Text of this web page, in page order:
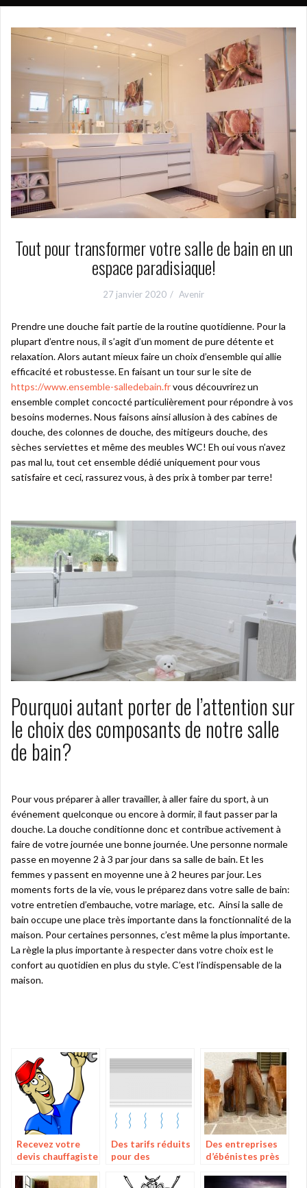
Tout pour transformer votre salle de bain en un
espace paradisiaque!
27 janvier 2020 Avenir
Prendre une douche fait partie de la routine quotidienne. Pour la
plupart d’entre nous, il s’agit d’un moment de pure détente et
relaxation. Alors autant mieux faire un choix d’ensemble qui allie
efficacité et robustesse. En faisant un tour sur le site de
https://www.ensemble-salledebain.frvous découvrirez un
ensemble complet concocté particulièrement pour répondre à vos
besoins modernes. Nous faisons ainsi allusion à des cabines de
douche, des colonnes de douche, des mitigeurs douche, des
sèches serviettes et même des meubles WC! Eh oui vous n’avez
pas mal lu, tout cet ensemble dédié uniquement pour vous
satisfaire et ceci, rassurez vous, à des prix à tomber par terre!
Pourquoi autant porter de l’attention sur
le choix des composants de notre salle
de bain?
Pour vous préparer à aller travailler, à aller faire du sport, à un
événement quelconque ou encore à dormir, il faut passer par la
douche. La douche conditionne donc et contribue activement à
faire de votre journée une bonne journée. Une personne normale
passe en moyenne 2 à 3 par jour dans sa salle de bain. Et les
femmes y passent en moyenne une à 2 heures par jour. Les
moments forts de la vie, vous le préparez dans votre salle de bain:
votre entretien d’embauche, votre mariage, etc. Ainsi la salle de
bain occupe une place très importante dans la fonctionnalité de la
maison. Pour certaines personnes, c’est même la plus importante.
La règle la plus importante à respecter dans votre choix est le
confort au quotidien en plus du style. C’est l’indispensable de la
maison.
Recevez votre
devis chauffagiste
Des tarifs réduits
pour des
qualité en ligne
Des entreprises
d’ébénistes près